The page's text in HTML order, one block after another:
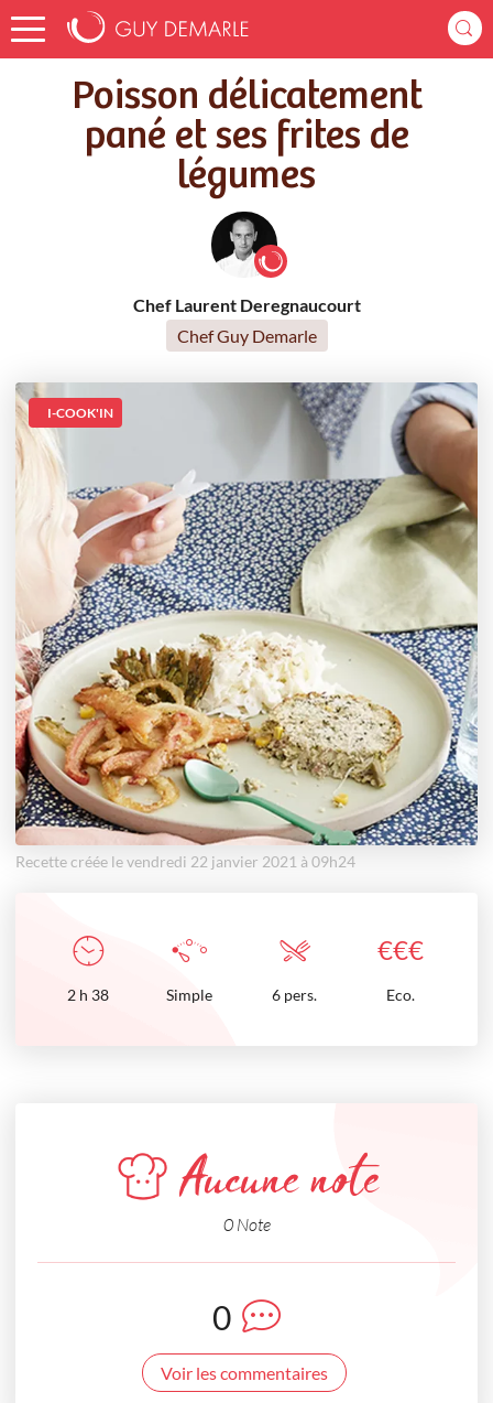
Accueil
Recettes
Poisson délicatement pané et ses frites de légumes
Poisson délicatement
pané et ses frites de
légumes
Chef Laurent Deregnaucourt
Chef Guy Demarle
I-COOK'IN
Recette créée le vendredi 22 janvier 2021 à 09h24
€€€
2 h 38 Simple 6 pers. Eco.
Aucune note
0 Note
0
Voir les commentaires